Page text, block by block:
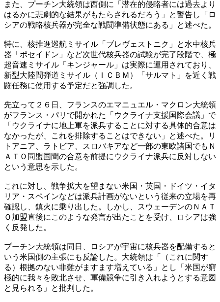
また、プーチン大統領は西側に「潜在的侵略者には過去より
はるかに悲劇的な結果がもたらされるだろう」と警告し「ロ
シアの戦略核兵器が完全な戦闘準備状態にある」と述べた。
特に、核推進巡航ミサイル「ブレヴェストニク」と水中核兵
器「ポセイドン」など次世代核兵器の試験が完了段階で、極
超音速ミサイル「キンジャール」は実際に運用されており、
新型大陸間弾道ミサイル（ＩＣＢＭ）「サルマト」を近く戦
闘任務に使用する予定だと強調した。
先立って２６日、フランスのエマニュエル・マクロン大統領
がフランス・パリで開かれた「ウクライナ支援国際会議」で
「ウクライナに地上軍を派兵することに対する具体的合意は
なかったが、これを排除することはできない」と述べた。リ
トアニア、ラトビア、スロバキアなど一部の東欧諸国でもＮ
ＡＴＯ同盟国間の合意を前提にウクライナ派兵に反対しない
という意思を示した。
これに対し、戦争拡大を望まない米国・英国・ドイツ・イタ
リア・スペインなどは派兵計画がないという従来の立場を再
確認し、鎮火に乗り出した。しかし、スウェーデンのＮＡＴ
Ｏ加盟直後にこのような発言が出たことを受け、ロシアは強
く反発した。
プーチン大統領は同日、ロシアが宇宙に核兵器を配備すると
いう米国側の主張にも反論した。大統領は「（これに関す
る）根拠のない非難がますます増えている」とし「米国が窮
極的に我々を敗北させ、軍備競争に引き入れようとする意図
と見られる」と批判した。